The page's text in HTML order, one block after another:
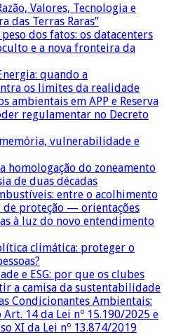
Valores, Tecnologia e
das Terras Raras”
dos fatos: os datacenters
e a nova fronteira da
quando a
os limites da realidade
ambientais em APP e Reserva
regulamentar no Decreto
vulnerabilidade e
homologação do zoneamento
de duas décadas
entre o acolhimento
proteção — orientações
à luz do novo entendimento
climática: proteger o
e ESG: por que os clubes
a camisa da sustentabilidade
Condicionantes Ambientais:
14 da Lei nº 15.190/2025 e
XI da Lei nº 13.874/2019